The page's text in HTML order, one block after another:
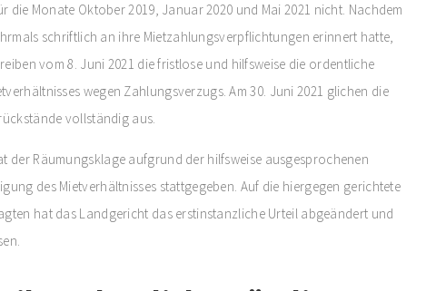
die Monate Oktober 2019, Januar 2020 und Mai 2021 nicht. Nachdem
schriftlich an ihre Mietzahlungsverpflichtungen erinnert hatte,
vom 8. Juni 2021 die fristlose und hilfsweise die ordentliche
wegen Zahlungsverzugs. Am 30. Juni 2021 glichen die
vollständig aus.
der Räumungsklage aufgrund der hilfsweise ausgesprochenen
des Mietverhältnisses stattgegeben. Auf die hiergegen gerichtete
hat das Landgericht das erstinstanzliche Urteil abgeändert und